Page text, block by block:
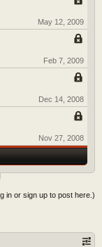
May 12, 2009
Feb 7, 2009
Dec 14, 2008
Nov 27, 2008
in or sign up to post here.)